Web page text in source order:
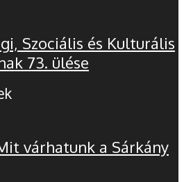
Szociális és Kulturális
73. ülése
várhatunk a Sárkány